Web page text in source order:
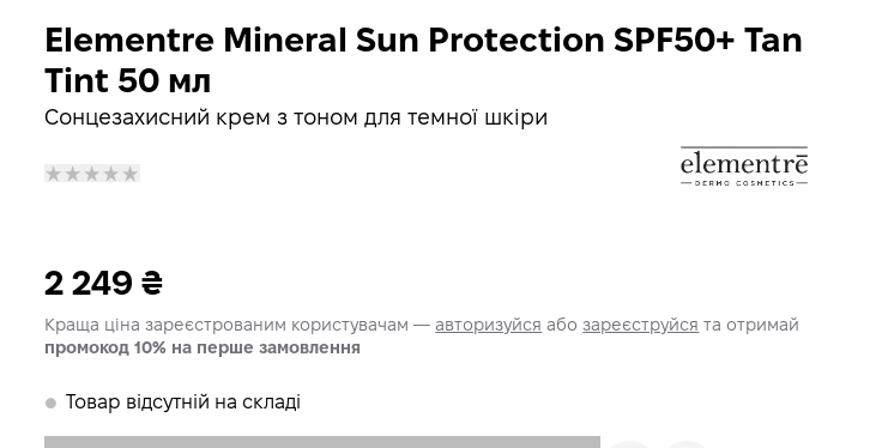
Сонцезахисний крем з тоном для темної шкіри
Elementre Mineral Sun Protection SPF50+ Tan
Tint 50 мл
2 249₴
Краща ціна зареєстрованим користувачам —авторизуйся абозареєструйся та отримай
промокод 10% на перше замовлення
𒊹 Товар відсутній на складі